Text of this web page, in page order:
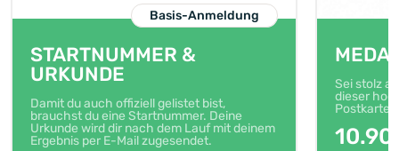
Basis-Anmeldung
STARTNUMMER &
URKUNDE
Damit du auch offiziell gelistet bist,
brauchst du eine Startnummer. Deine
Urkunde wird dir nach dem Lauf mit deinem
Ergebnis per E-Mail zugesendet.
Sei stolz
dieser
Postkarte